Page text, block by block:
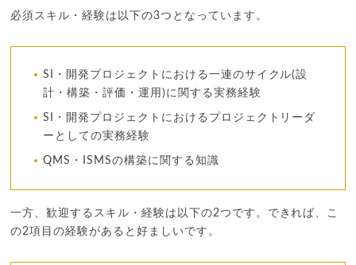
必須スキル・経験は以下の3つとなっています。
SI・開発プロジェクトにおける一連のサイクル(設
計・構築・評価・運用)に関する実務経験
SI・開発プロジェクトにおけるプロジェクトリーダ
ーとしての実務経験
QMS・ISMSの構築に関する知識
一方、歓迎するスキル・経験は以下の2つです。できれば、こ
の2項目の経験があると好ましいです。